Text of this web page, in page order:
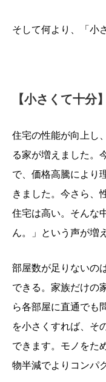
そして何より、「小
【小さくて十分】
住宅の性能が向上し
る家が増えました。
で、価格高騰により
きました。今さら、
住宅は高い。そんな
ん。」という声が増
部屋数が足りないの
できる。家族だけの
ら各部屋に直通でも
を小さくすれば、そ
できます。モノをた
物半減でよりコンパ